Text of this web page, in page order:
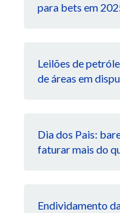
para bets em
Leilões de
de áreas em
Dia dos Pais:
faturar mais do
Endividamento